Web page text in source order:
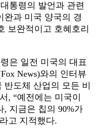
통령의 발언과 관련
완과 미국 양국의 경
보완적이고 호혜호리
은 일전 미국의 대표
News)와의 인터뷰
도체 산업의 모든 비
, “예전에는 미국이
, 지금은 칩의 90%가
고 지적했다.